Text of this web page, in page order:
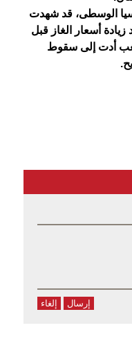
الوسطى، قد شهدت
أسعار الغاز قبل
أدت إلى سقوط
إرسال إلغاء